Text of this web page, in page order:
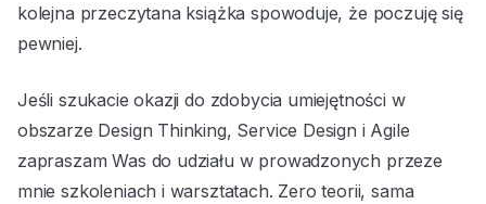
kolejna przeczytana książka spowoduje, że poczuję się
pewniej.
Jeśli szukacie okazji do zdobycia umiejętności w
obszarze Design Thinking, Service Design i Agile
zapraszam Was do udziału w prowadzonych przeze
mnie szkoleniach i warsztatach. Zero teorii, sama